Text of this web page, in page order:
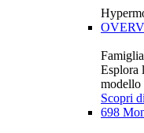
Esplora
modello
Scopri
698